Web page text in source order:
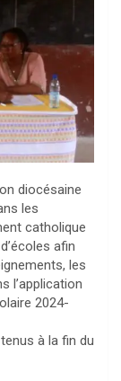
diocésaine
les
catholique
afin
les
l’application
2024-
à la fin du